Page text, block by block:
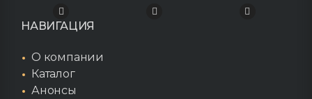
НАВИГАЦИЯ
О компании
Каталог
Анонсы